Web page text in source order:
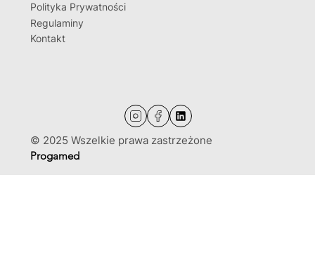
© 2025 Wszelkie prawa zastrzeżone
Progamed
Polityka Prywatności
Regulaminy
Kontakt